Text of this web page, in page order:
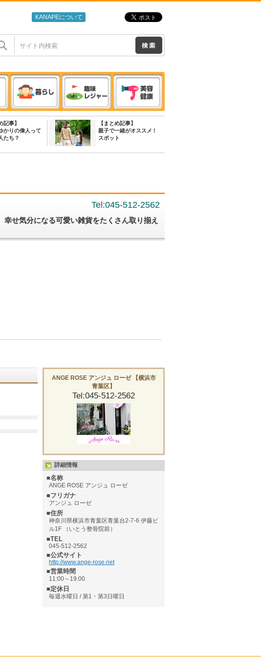
KANAPEについて
記事】
かりの偉人って
たち？
【まとめ記事】
親子で一緒がオススメ !
スポット
Tel:045-512-2562
せ気分になる可愛い雑貨をたくさん取り揃え
ANGE ROSE アンジュ ローゼ 【横浜市
青葉区】
Tel:045-512-2562
詳細情報
■名称
ANGE ROSE アンジュ ローゼ
■フリガナ
アンジュ ローゼ
■住所
神奈川県横浜市青葉区青葉台2-7-6 伊藤ビ
ル1F （いとう整骨院前）
■TEL
045-512-2562
■公式サイト
http://www.ange-rose.net
■営業時間
11:00～19:00
■定休日
毎週水曜日 / 第1・第3日曜日